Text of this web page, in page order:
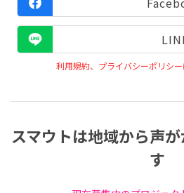
利用規約、プライバシーポリシ
スマウトは地域から声
す